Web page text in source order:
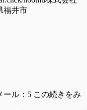
福井市
ル：5 この続きをみ